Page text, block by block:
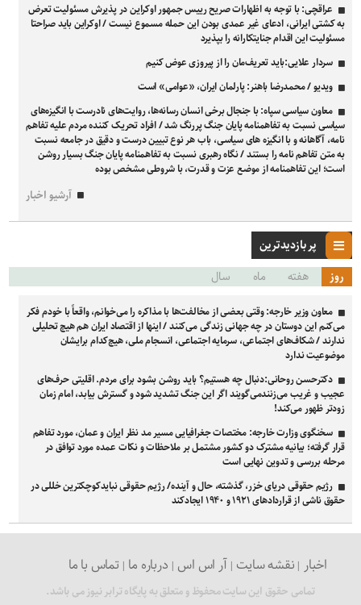
عراقچی: با توجه به اظهارات صریح رییس جمهور اوکراین در پذیرش مسئولیت تعرض
به کشتی ایرانی، ادعای غیر عمدی بودن این حمله مسموع نیست / اوکراین باید صراحتا
مسئولیت این اقدام جنایتکارانه را بپذیرد
سردار علایی:باید تعریف‌مان را از پیروزی عوض کنیم
ویدیو / محمدرضا باهنر: پارلمان ایران، «عوامی» است
معاون سیاسی سپاه: با جنجال برخی انسان رسانه‌ها، روایت‌های نادرست با انگیزه‌های
سیاسی نسبت به تفاهمنامه پایان جنگ پررنگ شد / افراد تحریک کننده مردم علیه تفاهم
نامه، آگاهانه و با انگیزه های سیاسی، باب هر نوع تبیین درست و دقیق در جامعه نسبت
به متن تفاهم نامه را بستند / نگاه رهبری نسبت به تفاهمنامه‌ پایان جنگ بسیار روشن
است؛ این تفاهمنامه از موضع عزت و قدرت، با شروطی مشخص بوده
آرشیو اخبار
پر بازدیدترین
روز
هفته ماه سال
معاون وزیر خارجه: وقتی بعضی از مخالفت‌ها با مذاکره را می‌خوانم، واقعاً با خودم فکر
می‌کنم این دوستان در چه جهانی زندگی می‌کنند / اینها از اقتصاد ایران هم هیچ تحلیلی
ندارند / شکاف‌های اجتماعی، سرمایه اجتماعی، انسجام ملی، هیچ‌کدام برایشان
موضوعیت ندارد
دکترحسن روحانی:دنبال چه هستیم؟ باید روشن بشود برای مردم. اقلیتی حرف‌های
عجیب و غریب می‌زنندمی‌گویند اگر این جنگ تشدید شود و گسترش بیابد، امام زمان
زودتر ظهور می‌کند!
سخنگوی وزارت خارجه: مختصات جغرافیایی مسیر مد نظر ایران و عمان، مورد تفاهم
قرار گرفته؛ بیانیه مشترک دو کشور مشتمل بر ملاحظات و نکات عمده مورد توافق در
مرحله بررسی و تدوین نهایی است
رژیم حقوقی دریای خزر، گذشته، حال و آینده/ رژیم حقوقی نبایدکوچکترین خللی در
حقوق ناشی از قراردادهای ۱۹۲۱ و ۱۹۴۰ ایجادکند
اخبار نقشه سایت آر اس اس درباره ما تماس با ما
تمامی حقوق این سایت محفوظ و متعلق به پایگاه ترابر نیوز می باشد.